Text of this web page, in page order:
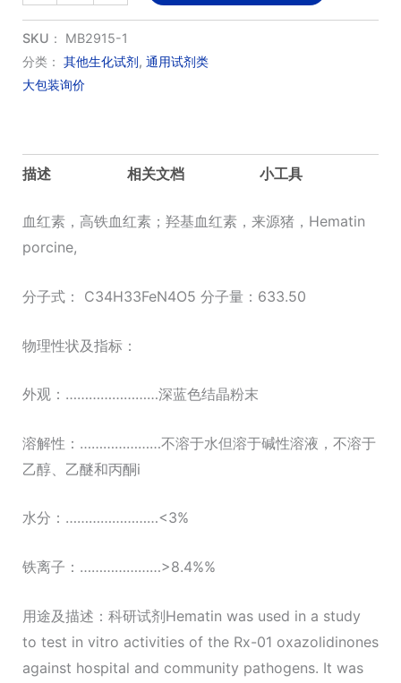
红
素；
高
铁
素；
基
血
素
量
SKU： MB2915-1
分类： 其他生化试剂 , 通用试剂类
大包装询价
描述 相关文档 小工具
血红素，高铁血红素；羟基血红素，来源猪，Hematin
porcine,
分子式： C34H33FeN4O5 分子量：633.50
物理性状及指标：
外观：……………………深蓝色结晶粉末
溶解性：…………………不溶于水但溶于碱性溶液，不溶于
乙醇、乙醚和丙酮i
水分：……………………<3%
铁离子：…………………>8.4%%
用途及描述：科研试剂Hematin was used in a study
to test in vitro activities of the Rx-01 oxazolidinones
against hospital and community pathogens. It was